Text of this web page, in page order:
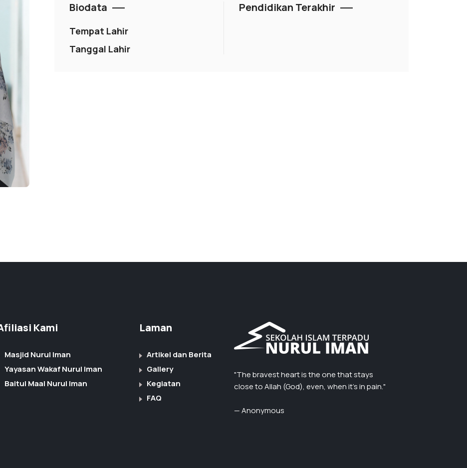
Biodata
Tempat Lahir
Tanggal Lahir
Pendidikan Terakhir
Kami
Masjid Nurul Iman
Yayasan Wakaf Nurul Iman
Baitul Maal Nurul Iman
Laman
Artikel dan Berita
Gallery
Kegiatan
FAQ
"The bravest heart is the one that stays
close to Allah (God), even, when it’s in pain."
— Anonymous